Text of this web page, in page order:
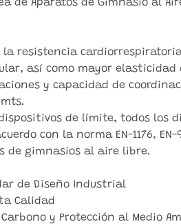
de Aparatos de Gimnasio al
la resistencia
así como mayor elasticidad
y capacidad de
mts.
de límite, todos los
con la norma EN-1176, EN-
de gimnasios al aire libre.
de Diseño Industrial
Calidad
y Protección al Medio